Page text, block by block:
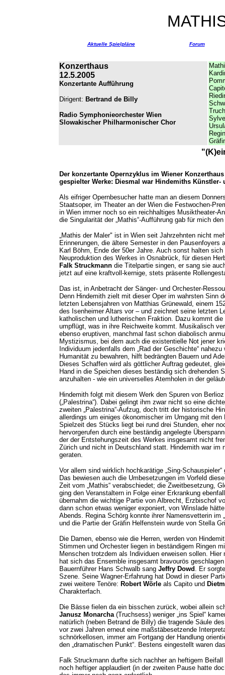
Aktuelle Spielpläne Forum
Konzerthaus
12.5.2005
Konzertante Aufführung
Dirigent: Bertrand de Billy
Radio Symphonieorchester Wien
Slowakischer Philharmonischer Chor
Der konzertante Opernzyklus im Wiener
gespielter Werke: Diesmal war Hindemiths
Als eifriger Opernbesucher hatte man an diesem
Staatsoper, im Theater an der Wien die Festwochen-
in Wien immer noch so ein reichhaltiges Musiktheater-
die Singularität der „Mathis“-Aufführung gab für mich
„Mathis der Maler" ist in Wien seit Jahrzehnten nicht
Erinnerungen, die ältere Semester in den
Karl Böhm, Ende der 50er Jahre. Auch sonst halten
Neuproduktion des Werkes in Osnabrück, für diesen
Falk Struckmann die Titelpartie singen, er sang sie
jetzt auf eine kraftvoll-kernige, stets präsente
Das ist, in Anbetracht der Sänger- und Orchester-
Denn Hindemith zielt mit dieser Oper im wahrsten Sinn
letzten Lebensjahren von Matthias Grünewald, einem
des Isenheimer Altars vor – und zeichnet seine letzten
katholischen und lutherischen Fraktion. Dazu kommt
umpflügt, was in ihre Reichweite kommt. Musikalisch
ebenso eruptiven, manchmal fast schon diabolisch
Mystizismus, bei dem auch die existentielle Not jener
Individuum jedenfalls dem „Rad der Geschichte“
Humanität zu bewahren, hilft bedrängten Bauern und
Dieses Schaffen wird als göttlicher Auftrag gedeutet,
Hand in die Speichen dieses beständig sich
anzuhalten - wie ein universelles Atemholen in der
Hindemith folgt mit diesem Werk den Spuren von
(„Palestrina“). Dabei gelingt ihm zwar nicht so eine
zweiten „Palestrina“-Aufzug, doch tritt der historische
allerdings um einiges ökonomischer im Umgang mit
Spielzeit des Stücks liegt bei rund drei Stunden, eher
hervorgerufen durch eine beständig angelegte
der der Entstehungszeit des Werkes insgesamt nicht
Zürich und nicht in Deutschland statt. Hindemith war
geraten.
Vor allem sind wirklich hochkarätige „Sing-
Das bewiesen auch die Umbesetzungen im Vorfeld
Zeit vom „Mathis“ verabschiedet; die Zweitbesetzung,
ging den Veranstaltern in Folge einer Erkrankung
übernahm die wichtige Partie von Albrecht, Erzbischof
dann schon etwas weniger exponiert, von Winslade
Abends. Regina Schörg konnte ihrer Namensvetterin
und die Partie der Gräfin Helfenstein wurde von Stella
Die Damen, ebenso wie die Herren, werden von
Stimmen und Orchester liegen in beständigem Ringen
Menschen trotzdem als Individuen erweisen sollen.
hat sich das Ensemble insgesamt bravourös
Bauernführer Hans Schwalb sang Jeffry Dowd . Er
Szene. Seine Wagner-Erfahrung hat Dowd in dieser
zwei weitere Tenöre: Robert Wörle als Capito und
Charakterfach.
Die Bässe fielen da ein bisschen zurück, wobei allein
Janusz Monarcha(Truchsess) weniger „ins Spiel“
natürlich (neben Betrand de Billy) die tragende Säule
vor zwei Jahren erneut eine maßstäbesetzende
schnörkellosen, immer am Fortgang der Handlung
den „dramatischen Punkt“. Bestens eingestellt waren
Falk Struckmann durfte sich nachher an heftigem
noch heftiger applaudiert (in der zweiten Pause hatte